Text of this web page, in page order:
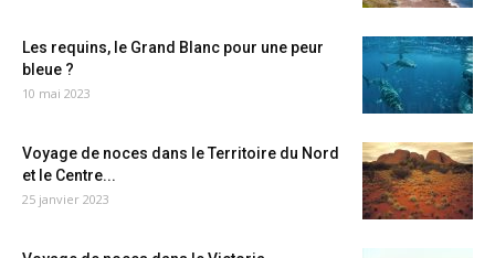
Les requins, le Grand Blanc pour une peur
bleue ?
10 mai 2023
Voyage de noces dans le Territoire du Nord
et le Centre...
25 janvier 2023